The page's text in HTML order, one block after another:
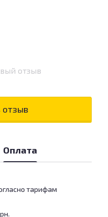
отзыв
отзыв
Оплата
тарифам